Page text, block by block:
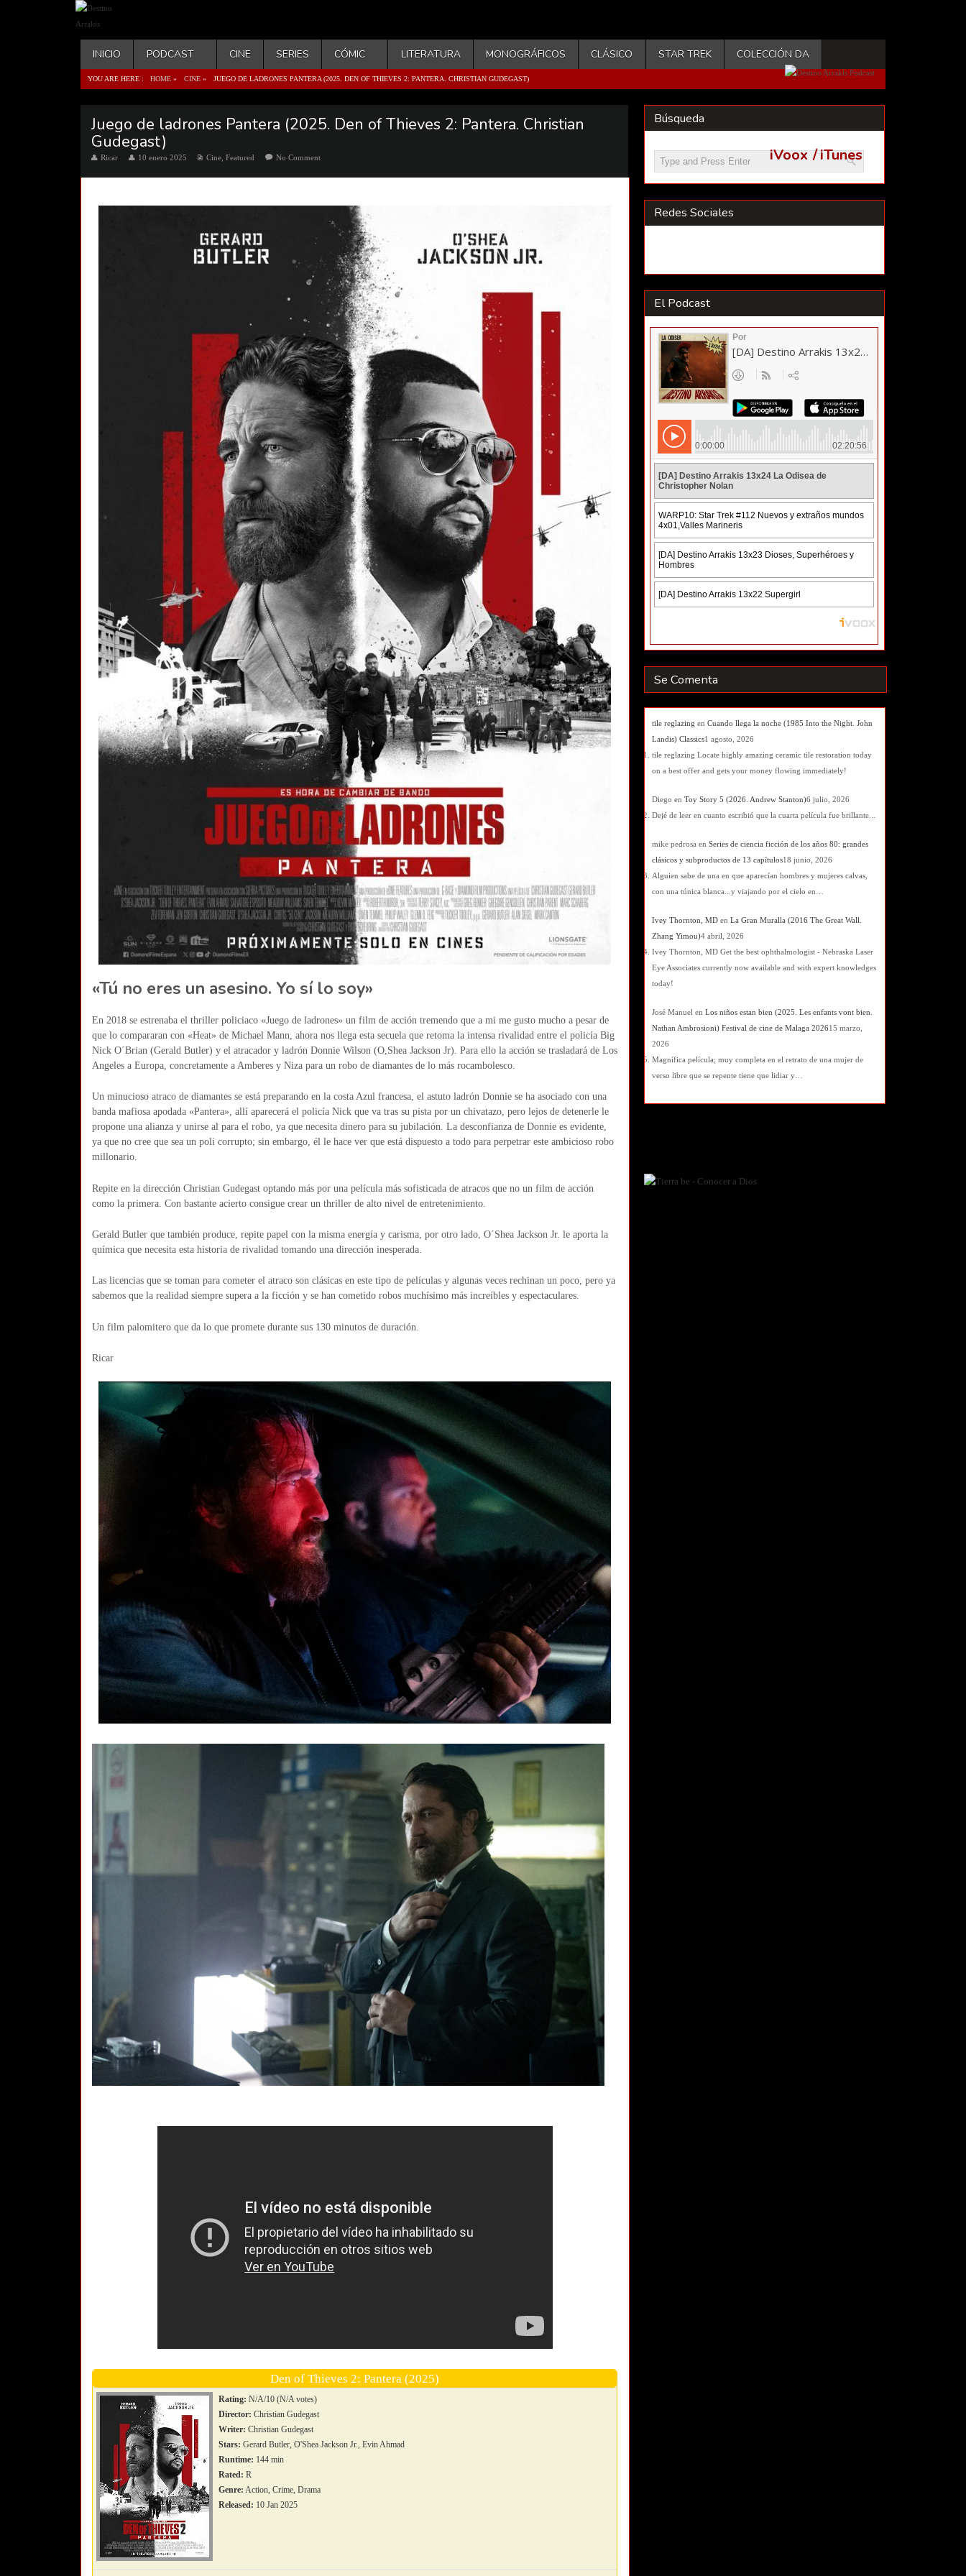
iVoox /iTunes
INICIO PODCAST CINE SERIES CÓMIC LITERATURA MONOGRÁFICOS CLÁSICO STAR TREK COLECCIÓN DA
YOU ARE HERE : HOME » CINE» JUEGO DE LADRONES PANTERA (2025. DEN OF THIEVES 2: PANTERA. CHRISTIAN GUDEGAST)
Juego de ladrones Pantera (2025. Den of Thieves 2: Pantera. Christian
Gudegast)
Ricar 10 enero 2025 Cine,Featured No Comment
«Tú no eres un asesino. Yo sí lo soy»
En 2018 se estrenaba el thriller policiaco «Juego de ladrones» un film de acción tremendo que a mi me gusto mucho a pesar de
que lo compararan con «Heat» de Michael Mann, ahora nos llega esta secuela que retoma la intensa rivalidad entre el policía Big
Nick O´Brian (Gerald Butler) y el atracador y ladrón Donnie Wilson (O,Shea Jackson Jr). Para ello la acción se trasladará de Los
Angeles a Europa, concretamente a Amberes y Niza para un robo de diamantes de lo más rocambolesco.
Un minucioso atraco de diamantes se está preparando en la costa Azul francesa, el astuto ladrón Donnie se ha asociado con una
banda mafiosa apodada «Pantera», allí aparecerá el policía Nick que va tras su pista por un chivatazo, pero lejos de detenerle le
propone una alianza y unirse al para el robo, ya que necesita dinero para su jubilación. La desconfianza de Donnie es evidente,
ya que no cree que sea un poli corrupto; sin embargo, él le hace ver que está dispuesto a todo para perpetrar este ambicioso robo
millonario.
Repite en la dirección Christian Gudegast optando más por una película más sofisticada de atracos que no un film de acción
como la primera. Con bastante acierto consigue crear un thriller de alto nivel de entretenimiento.
Gerald Butler que también produce, repite papel con la misma energía y carisma, por otro lado, O´Shea Jackson Jr. le aporta la
química que necesita esta historia de rivalidad tomando una dirección inesperada.
Las licencias que se toman para cometer el atraco son clásicas en este tipo de películas y algunas veces rechinan un poco, pero ya
sabemos que la realidad siempre supera a la ficción y se han cometido robos muchísimo más increíbles y espectaculares.
Un film palomitero que da lo que promete durante sus 130 minutos de duración.
Ricar
Den of Thieves 2: Pantera (2025)
Rating: N/A/10 (N/A votes)
Director: Christian Gudegast
Writer: Christian Gudegast
Stars: Gerard Butler, O'Shea Jackson Jr., Evin Ahmad
Runtime: 144 min
Rated: R
Genre: Action, Crime, Drama
Released: 10 Jan 2025
Búsqueda
Redes Sociales
El Podcast
Se Comenta
tile reglazing en Cuando llega la noche (1985 Into the Night. John
Landis) Classics1 agosto, 2026
tile reglazing Locate highly amazing ceramic tile restoration today
on a best offer and gets your money flowing immediately!
Diego en Toy Story 5 (2026. Andrew Stanton)6 julio, 2026
Dejé de leer en cuanto escribió que la cuarta película fue brillante...
mike pedrosa en Series de ciencia ficción de los años 80: grandes
clásicos y subproductos de 13 capítulos18 junio, 2026
Alguien sabe de una en que aparecían hombres y mujeres calvas,
con una túnica blanca...y viajando por el cielo en…
Ivey Thornton, MD en La Gran Muralla (2016 The Great Wall.
Zhang Yimou)4 abril, 2026
Ivey Thornton, MD Get the best ophthalmologist - Nebraska Laser
Eye Associates currently now available and with expert knowledges
today!
José Manuel en Los niños estan bien (2025. Les enfants vont bien.
Nathan Ambrosioni) Festival de cine de Malaga 202615 marzo,
2026
Magnífica película; muy completa en el retrato de una mujer de
verso libre que se repente tiene que lidiar y…